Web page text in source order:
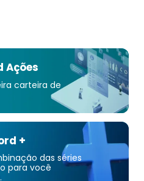
Ações
carteira de
+
das séries
para você